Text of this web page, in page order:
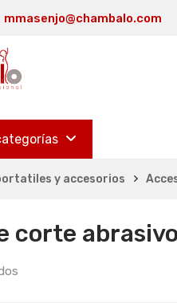
mmasenjo@chambalo.com
y accesorios
corte